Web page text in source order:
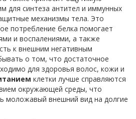
для синтеза антител и иммунных
механизмы тела. Это
потребление белка помогает
и воспалениями, а также
к внешним негативным
о том, что достаточное
для здоровья волос, кожи и
клетки лучше справляются
окружающей среды, что
моложавый внешний вид на долгие